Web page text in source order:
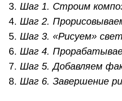
Шаг 1. Строим
Шаг 2.
Шаг 3. «Рисуем»
Шаг 4.
Шаг 5. Добавляем
Шаг 6. Завершение